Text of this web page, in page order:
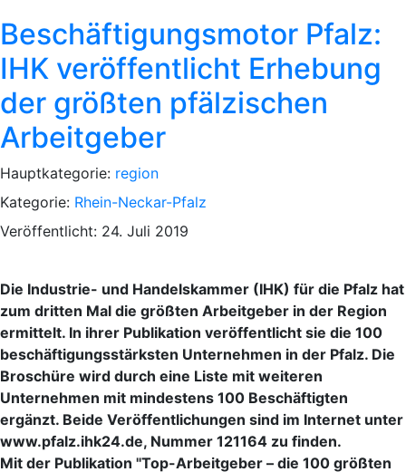
Beschäftigungsmotor Pfalz:
IHK veröffentlicht Erhebung
der größten pfälzischen
Arbeitgeber
Hauptkategorie: region
Kategorie: Rhein-Neckar-Pfalz
Veröffentlicht: 24. Juli 2019
Die Industrie- und Handelskammer (IHK) für die Pfalz hat
zum dritten Mal die größten Arbeitgeber in der Region
ermittelt. In ihrer Publikation veröffentlicht sie die 100
beschäftigungsstärksten Unternehmen in der Pfalz. Die
Broschüre wird durch eine Liste mit weiteren
Unternehmen mit mindestens 100 Beschäftigten
ergänzt. Beide Veröffentlichungen sind im Internet unter
www.pfalz.ihk24.de, Nummer 121164 zu finden.
Mit der Publikation "Top-Arbeitgeber – die 100 größten